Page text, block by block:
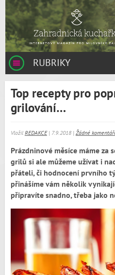
RUBRIKY
Top recepty pro
grilování…
Vložil REDAKCE| 7.9.2018 | Žádné
Prázdninové měsíce máme za
grilů si ale můžeme užívat i
přáteli, či hodnocení prvního
přinášíme vám několik
připravíte snadno, třeba jako